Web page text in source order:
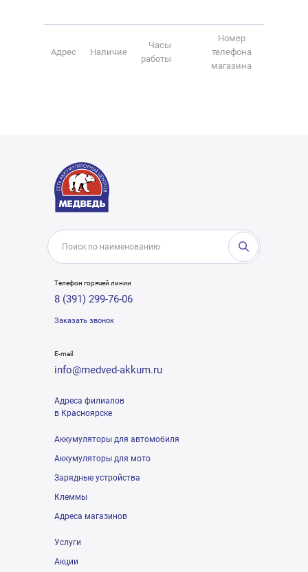
Адрес Наличие
Часы
работы
Номер
телефона
магазина
Телефон горячей линии
8 (391) 299-76-06
Заказать звонок
E-mail
info@medved-akkum.ru
Адреса филиалов
в Красноярске
Аккумуляторы для автомобиля
Аккумуляторы для мото
Зарядные устройства
Клеммы
Адреса магазинов
Услуги
Акции